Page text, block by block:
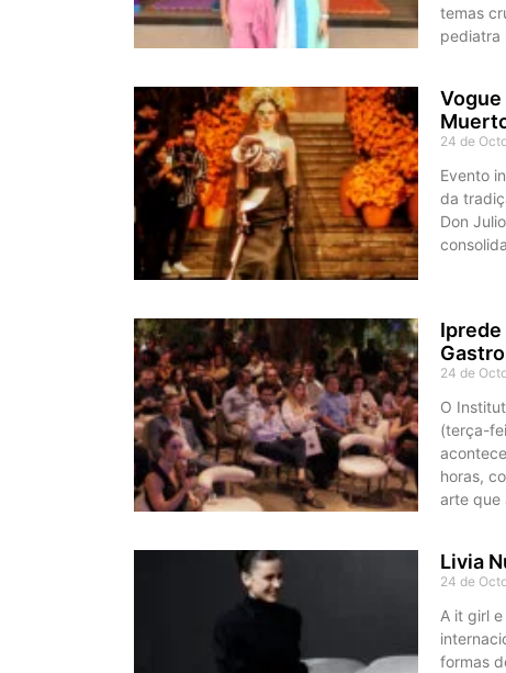
temas
pediatra
Vogue
24 de
Evento
da
Don
24 de
O
(terça-
horas,
arte que
Livia
24 de
A it girl
formas